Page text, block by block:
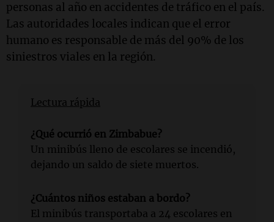
personas al año en accidentes de tráfico en el país.
Las autoridades locales indican que el error
humano es responsable de más del 90% de los
siniestros viales en la región.
Lectura rápida
¿Qué ocurrió en Zimbabue?
Un minibús lleno de escolares se incendió,
dejando un saldo de siete muertos.
¿Cuántos niños estaban a bordo?
El minibús transportaba a 24 escolares en